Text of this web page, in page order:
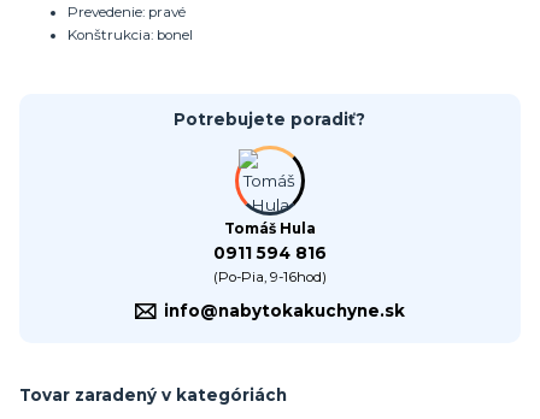
Prevedenie: pravé
Konštrukcia: bonel
Potrebujete poradiť?
Tomáš Hula
0911 594 816
(Po-Pia, 9-16hod)
info@nabytokakuchyne.sk
Tovar zaradený v kategóriách